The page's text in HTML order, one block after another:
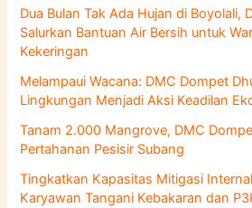
k
:
Dua Bulan Tak Ada Hujan di Boyolali,
Salurkan Bantuan Air Bersih untuk
Kekeringan
Melampaui Wacana: DMC Dompet
Lingkungan Menjadi Aksi Keadilan
Tanam 2.000 Mangrove, DMC
Pertahanan Pesisir Subang
Tingkatkan Kapasitas Mitigasi
Karyawan Tangani Kebakaran dan